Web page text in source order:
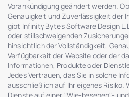
Vorankündigung geändert werden.
Genauigkeit und Zuverlässigkeit der
gibt Infinity Bytes Software Design
oder stillschweigenden
hinsichtlich der Vollständigkeit,
Verfügbarkeit der Website oder der
Informationen, Produkte oder
Jedes Vertrauen, das Sie in solche
ausschließlich auf Ihr eigenes Risiko.
Dienste auf einer "Wie-besehen"-